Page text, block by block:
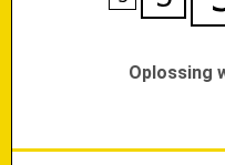
Oplossing